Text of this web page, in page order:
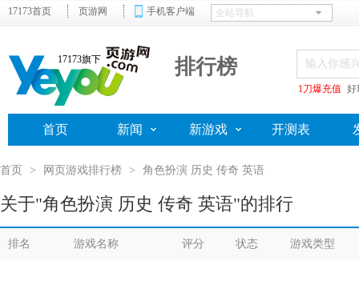
17173首页 页游网 手机客户端
17173旗下 排行榜
1刀爆充值 好
首页 新闻 新游戏 开测表
首页 > 网页游戏排行榜 > 角色扮演 历史 传奇 英语
关于"角色扮演 历史 传奇 英语"的排行
排名 游戏名称 评分 状态 游戏类型